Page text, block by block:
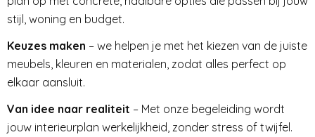
stijl, woning en budget.
Keuzes maken – we helpen je met het kiezen van de juiste
meubels, kleuren en materialen, zodat alles perfect op
elkaar aansluit.
Van idee naar realiteit – Met onze begeleiding wordt
jouw interieurplan werkelijkheid, zonder stress of twijfel.